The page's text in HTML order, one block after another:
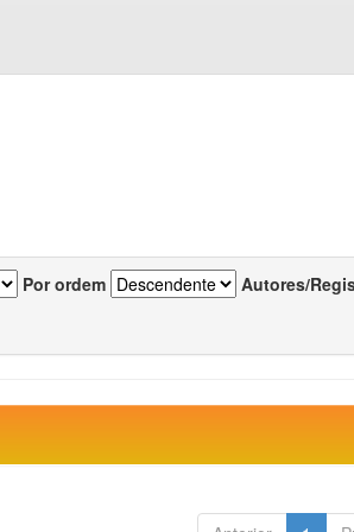
Por ordem Autores/